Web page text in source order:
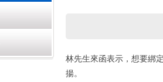
林先生來函表示，想要綁
揚。